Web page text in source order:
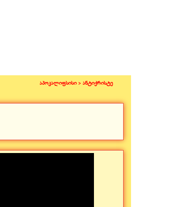
აპოკალიფსისი > ანტიქრისტე